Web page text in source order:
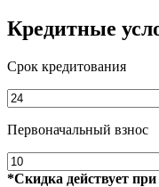
Кредитные
Срок кредитования
Первоначальный взнос
*Скидка действует